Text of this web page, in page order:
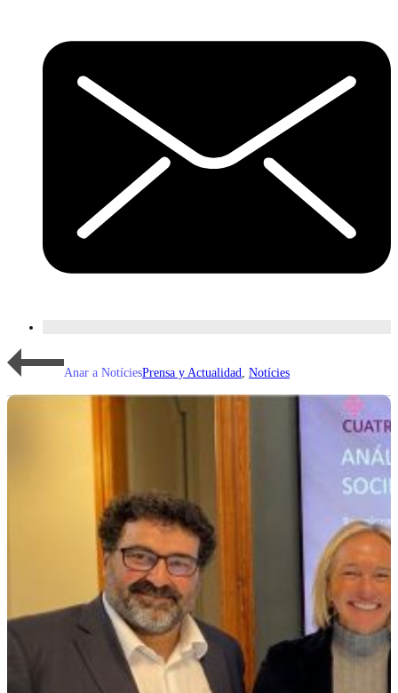
Anar a NotíciesPrensa y Actualidad, Notícies